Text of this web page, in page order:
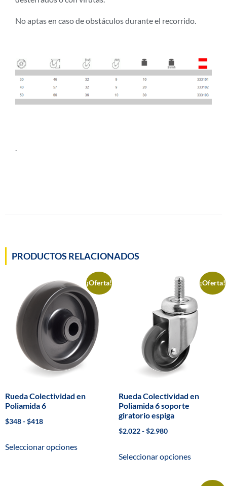
No aptas en caso de obstáculos durante el recorrido.
.
PRODUCTOS RELACIONADOS
¡Oferta!
Rueda Colectividad en
Poliamida 6
$348-$418
Seleccionar opciones
¡Oferta!
Rueda Colectividad en
Poliamida 6 soporte
giratorio espiga
$2.022-$2.980
Seleccionar opciones